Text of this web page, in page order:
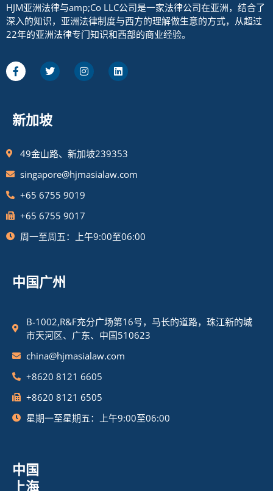
HJM亚洲法律与amp;Co LLC公司是一家法律公司在亚洲，结合了
深入的知识，亚洲法律制度与西方的理解做生意的方式，从超过
22年的亚洲法律专门知识和西部的商业经验。
新加坡
49金山路、新加坡239353
singapore@hjmasialaw.com
+65 6755 9019
+65 6755 9017
周一至周五：上午9:00至06:00
中国广州
B-1002,R&F充分广场第16号，马长的道路，珠江新的城
市天河区、广东、中国510623
china@hjmasialaw.com
+8620 8121 6605
+8620 8121 6505
星期一至星期五：上午9:00至06:00
中国
上海